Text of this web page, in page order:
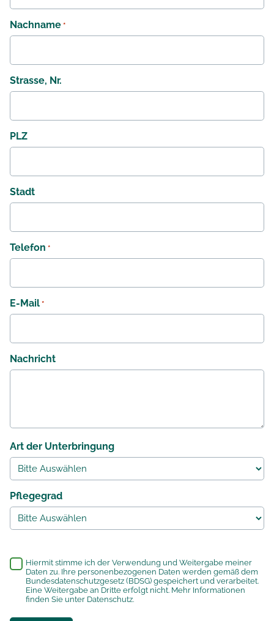
Nachname *
Strasse, Nr.
PLZ
Stadt
Telefon *
E-Mail *
Nachricht
Art der Unterbringung
Pflegegrad
Hiermit stimme ich der Verwendung und Weitergabe meiner
Daten zu. Ihre personenbezogenen Daten werden gemäß dem
Bundesdatenschutzgesetz (BDSG) gespeichert und verarbeitet.
Eine Weitergabe an Dritte erfolgt nicht. Mehr Informationen
finden Sie unter Datenschutz.